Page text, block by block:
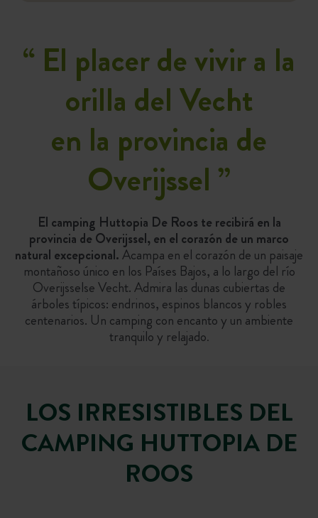
“ El placer de vivir a la
orilla del Vecht
en la provincia de
Overijssel ”
El camping Huttopia De Roos te recibirá en la
provincia de Overijssel, en el corazón de un marco
natural excepcional.Acampa en el corazón de un paisaje
montañoso único en los Países Bajos, a lo largo del río
Overijsselse Vecht. Admira las dunas cubiertas de
árboles típicos: endrinos, espinos blancos y robles
centenarios. Un camping con encanto y un ambiente
tranquilo y relajado.
LOS IRRESISTIBLES DEL
CAMPING HUTTOPIA DE
ROOS